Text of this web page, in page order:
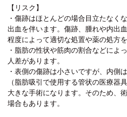
【リスク】
・傷跡はほとんどの場合目立たなく
出血を伴います。傷跡、腫れや内出
程度によって適切な処置や薬の処方
・脂肪の性状や筋肉の割合などによ
人差があります。
・表側の傷跡は小さいですが、内側
（脂肪吸引で使用する管状の医療器
大きな手術になります。そのため、
場合もあります。